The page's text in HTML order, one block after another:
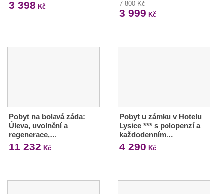
3 398 Kč 7 800 Kč
3 999 Kč
Pobyt na bolavá záda:
Úleva, uvolnění a
regenerace,…
11 232 Kč
Pobyt u zámku v Hotelu
Lysice *** s polopenzí a
každodenním…
4 290 Kč